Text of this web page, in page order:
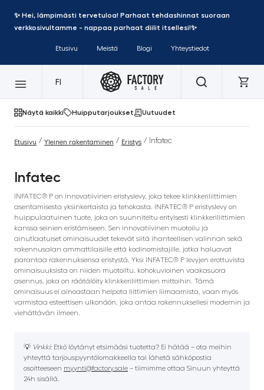
✨ Hei, lämpimästi tervetuloa! Parhaat tehdashinnat suoraan
verkkosivultamme - nappaa parhaat diilit itsellesi!✨
Etusivu Meistä Blogi Yhteystiedot
FI
Näytä kaikki Huipputarjoukset Uutuudet
Etusivu / Yleinen rakentaminen / Eristys / Infatec
Infatec
INFATEC® P on innovatiivinen eristyslevy, joka tekee klinkkeriliittimien
asentamisesta yksinkertaista ja tehokasta. INFATEC® P eristyslevy on
huippulaatuinen tuote, joka on suunniteltu erityisesti klinkkeriliittimien
kanssa seinien eristämiseen. Sen innovatiivinen muotoilu ja
ainutlaatuiset ominaisuudet tekevät siitä ihanteellisen valinnan sekä
rakennusalan ammattilaisille että kodinomistajille, jotka haluavat
parantaa rakennuksensa eristystä. Yksi INFATEC® P levyjen erottuvista
ominaisuuksista on niiden muotoiltu, kohokuvioinen vaakasuora
asennus, joka on räätälöity klinkkeriliittimien mittoihin. Tämä
ominaisuus ei ainoastaan helpota liittimien liimaamista, vaan myös
varmistaa esteettisen ulkonäön, joka antaa rakennuksellesi modernin ja
viehättävän ilmeen.
💡 Vinkki: Etkö löytänyt etsimääsi tuotetta? Ei hätää – ota meihin
yhteyttä tarjouspyyntölomakkeella tai lähetä sähköpostia
osoitteeseen myynti@factory.sale – tiimimme ottaa Sinuun yhteyttä
24h sisällä.